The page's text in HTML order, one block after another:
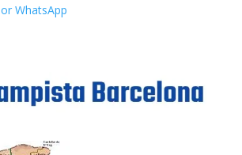
WhatsApp